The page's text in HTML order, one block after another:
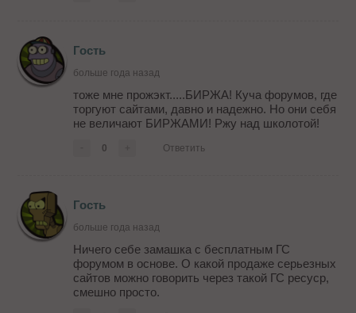
Гость
больше года назад
тоже мне прожэкт.....БИРЖА! Куча форумов, где
торгуют сайтами, давно и надежно. Но они себя
не величают БИРЖАМИ! Ржу над школотой!
0 Ответить
Гость
больше года назад
Ничего себе замашка с бесплатным ГС
форумом в основе. О какой продаже серьезных
сайтов можно говорить через такой ГС ресуср,
смешно просто.